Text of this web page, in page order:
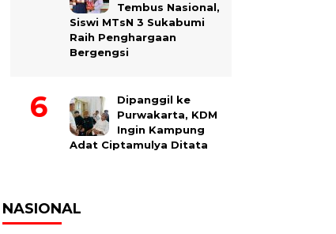
Tembus Nasional,
Siswi MTsN 3 Sukabumi
Raih Penghargaan
Bergengsi
Dipanggil ke
Purwakarta, KDM
Ingin Kampung
Adat Ciptamulya Ditata
NASIONAL